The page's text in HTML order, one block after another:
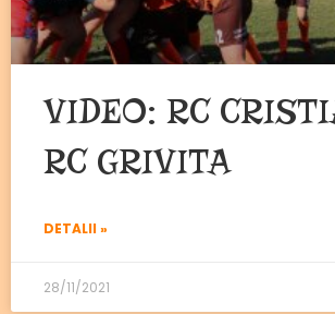
VIDEO: RC
RC GRIVITA
DETALII »
28/11/2021